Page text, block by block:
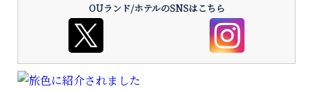
OUランド/ホテルのSNSはこちら